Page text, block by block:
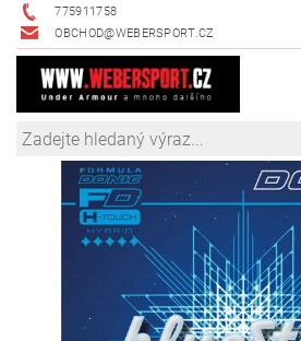
775911758
OBCHOD@WEBERSPORT.CZ